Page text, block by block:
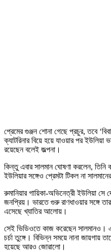
প্রেমের গুঞ্জন শোনা গেছে প্রচুর, তবে
ক্যাটরিনার বিয়ে হয়ে যাওয়ার পর ইউলিয়া
রয়েছেন বলেই জল্পনা।
কিন্তু এবার সালমান ঘোষণা করলেন,
ইউলিয়ার সঙ্গেও প্রেমটা টিকল না
রুমানিয়ার গায়িকা-অভিনেত্রী ইউলিয়া সে
জনপ্রিয়। ভারতে গুরু রাণধাওয়ার সঙ্গে
এসেছে খ্যাতির আলোয়।
সেই ভিডিওতে কাজ করেছেন সালমানও।
চর্চা তুঙ্গে। বিভিন্ন সময়ে নানা জায়গায়
হয়েছে আরও জোরালো।